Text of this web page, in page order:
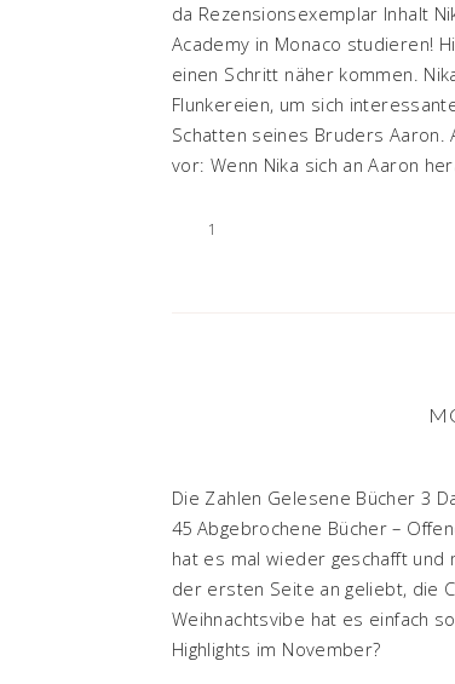
da Rezensionsexemplar Inhalt
Academy in Monaco studieren!
einen Schritt näher kommen.
Flunkereien, um sich
Schatten seines Bruders Aaron.
vor: Wenn Nika sich an Aaron
1
Die Zahlen Gelesene Bücher 3
45 Abgebrochene Bücher –
hat es mal wieder geschafft und
der ersten Seite an geliebt, die
Weihnachtsvibe hat es einfach
Highlights im November?